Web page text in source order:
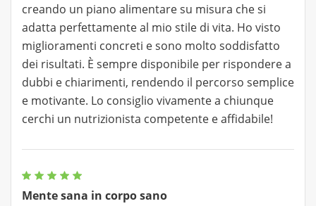
creando un piano alimentare su misura che si
adatta perfettamente al mio stile di vita. Ho visto
miglioramenti concreti e sono molto soddisfatto
dei risultati. È sempre disponibile per rispondere a
dubbi e chiarimenti, rendendo il percorso semplice
e motivante. Lo consiglio vivamente a chiunque
cerchi un nutrizionista competente e affidabile!
Mente sana in corpo sano